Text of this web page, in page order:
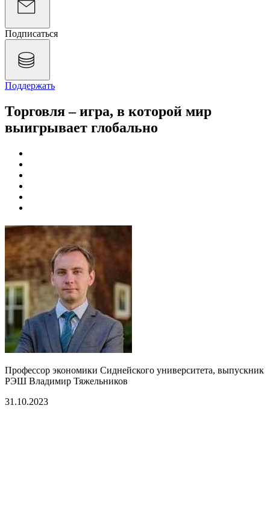
Подписаться
Поддержать
Торговля – игра, в которой мир
выигрывает глобально
Профессор экономики Сиднейского университета, выпускник
РЭШ Владимир Тяжельников
31.10.2023